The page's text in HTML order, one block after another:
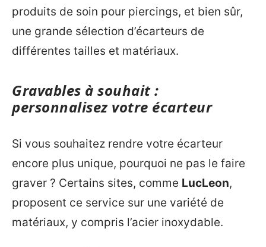
produits de soin pour piercings, et bien sûr,
une grande sélection d’écarteurs de
différentes tailles et matériaux.
Gravables à souhait :
personnalisez votre écarteur
Si vous souhaitez rendre votre écarteur
encore plus unique, pourquoi ne pas le faire
graver ? Certains sites, comme LucLeon,
proposent ce service sur une variété de
matériaux, y compris l’acier inoxydable.